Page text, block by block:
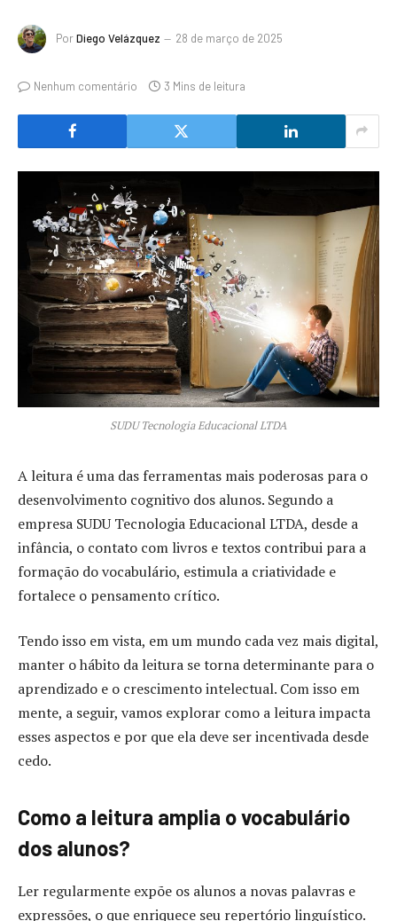
PorDiego Velázquez 28 de março de 2025
Nenhum comentário 3 Mins de leitura
SUDU Tecnologia Educacional LTDA
A leitura é uma das ferramentas mais poderosas para o
desenvolvimento cognitivo dos alunos. Segundo a
empresa SUDU Tecnologia Educacional LTDA, desde a
infância, o contato com livros e textos contribui para a
formação do vocabulário, estimula a criatividade e
fortalece o pensamento crítico.
Tendo isso em vista, em um mundo cada vez mais digital,
manter o hábito da leitura se torna determinante para o
aprendizado e o crescimento intelectual. Com isso em
mente, a seguir, vamos explorar como a leitura impacta
esses aspectos e por que ela deve ser incentivada desde
cedo.
Como a leitura amplia o vocabulário
dos alunos?
Ler regularmente expõe os alunos a novas palavras e
expressões, o que enriquece seu repertório linguístico.